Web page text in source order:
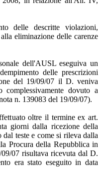
delle descritte violazioni,
eliminazione delle carenze
dell'AUSL eseguiva un
delle prescrizioni
del 19/09/07 il D. veniva
complessivamente dovuto a
n. 139083 del 19/09/07).
oltre il termine ex art.
giorni dalla ricezione della
teste e come si rileva dalla
Procura della Repubblica in
07 risultava ricevuta dal D.
era stato eseguito in data